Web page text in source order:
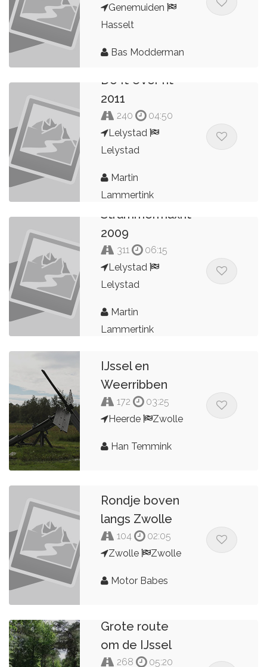
Genemuiden
Hasselt
Bas Modderman
Do It Over rit
2011
240
04:50
Lelystad
Lelystad
Martin
Lammertink
Strammermaxrit
2009
311
06:15
Lelystad
Lelystad
Martin
Lammertink
IJssel en
Weerribben
172
03:25
Heerde
Zwolle
Han Temmink
Rondje boven
langs Zwolle
104
02:05
Zwolle
Zwolle
Motor Babes
Grote route
om de IJssel
268
05:20